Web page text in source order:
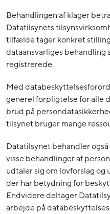
Behandlingen af klager
Datatilsynets
tilfælde tager konkret
dataansvarliges behandling
registrerede.
Med
generel forpligtelse for alle
brud på
tilsynet bruger mange
Datatilsynet behandler
visse behandlinger af
udtaler sig om lovforslag
der har betydning for
Endvidere deltager
arbejde på